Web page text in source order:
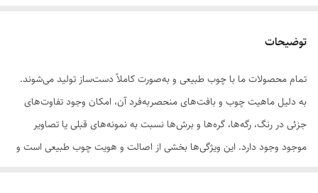
توضیحات
تمام محصولات ما با چوب طبیعی و به‌صورت کاملاً دست‌ساز تولید می‌شوند.
به دلیل ماهیت چوب و بافت‌های منحصر‌به‌فرد آن، امکان وجود تفاوت‌های
جزئی در رنگ، رگه‌ها، گره‌ها و برش‌ها نسبت به نمونه‌های قبلی یا تصاویر
موجود وجود دارد. این ویژگی‌ها بخشی از اصالت و هویت چوب طبیعی است و